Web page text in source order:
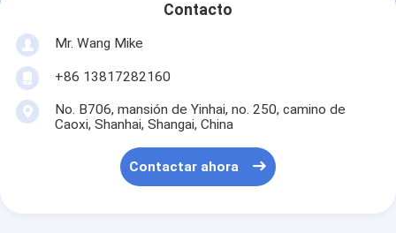
Contacto
Mr. Wang Mike
+86 13817282160
No. B706, mansión de Yinhai, no. 250, camino de
Caoxi, Shanhai, Shangai, China
Contactar ahora